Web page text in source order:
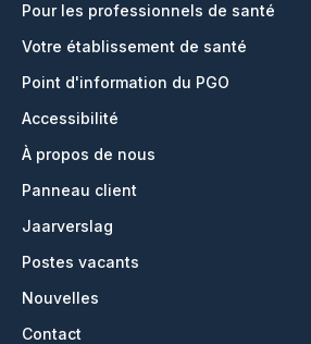
Pour les professionnels de santé
Votre établissement de santé
Point d'information du PGO
Accessibilité
À propos de nous
Panneau client
Jaarverslag
Postes vacants
Nouvelles
Contact